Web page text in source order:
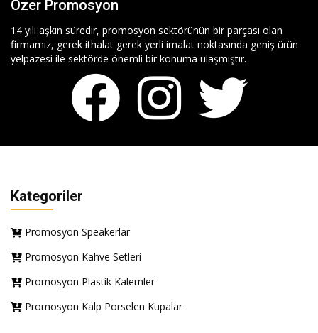
Özer Promosyon
14 yılı aşkın süredir, promosyon sektörünün bir parçası olan
firmamız, gerek ithalat gerek yerli imalat noktasında geniş ürün
yelpazesi ile sektörde önemli bir konuma ulaşmıştır.
Kategoriler
Promosyon Speakerlar
Promosyon Kahve Setleri
Promosyon Plastik Kalemler
Promosyon Kalp Porselen Kupalar